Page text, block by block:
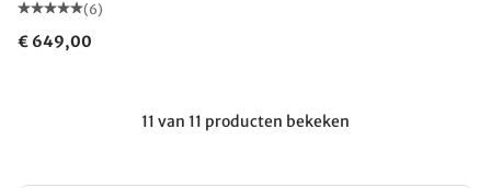
(6)
€ 649,00
11 van 11 producten bekeken